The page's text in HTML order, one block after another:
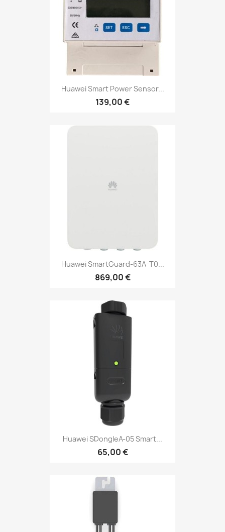
Huawei Smart Power Sensor...
139,00 €
Huawei SmartGuard-63A-T0...
869,00 €
Huawei SDongleA-05 Smart...
65,00 €